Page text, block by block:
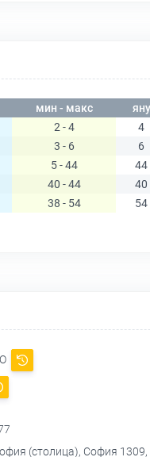
мин - макс яну
2 - 4 4
3 - 6 6
5 - 44 44
40 - 44 40
38 - 54 54
(столица), София 1309,